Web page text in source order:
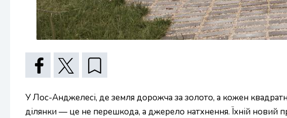
У Лос-Анджелесі, де земля дорожча за золото, а кожен
ділянки — це не перешкода, а джерело натхнення. Їхній новий